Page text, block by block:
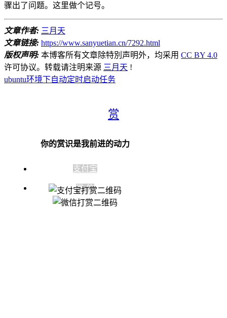
骤出了问题。这里做个记号。
文章作者: 三月天
文章链接: https://www.sanyuetian.cn/7292.html
版权声明: 本博客所有文章除特別声明外，均采用 CC BY 4.0
许可协议。转载请注明来源 三月天 !
ubuntu环境下自动定时启动任务
赏
你的赏识是我前进的动力
支付宝
微 信